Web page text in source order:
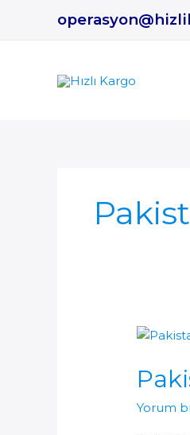
Yorum